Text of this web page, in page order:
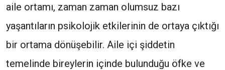
aile ortamı, zaman zaman olumsuz bazı
yaşantıların psikolojik etkilerinin de ortaya çıktığı
bir ortama dönüşebilir. Aile içi şiddetin
temelinde bireylerin içinde bulunduğu öfke ve